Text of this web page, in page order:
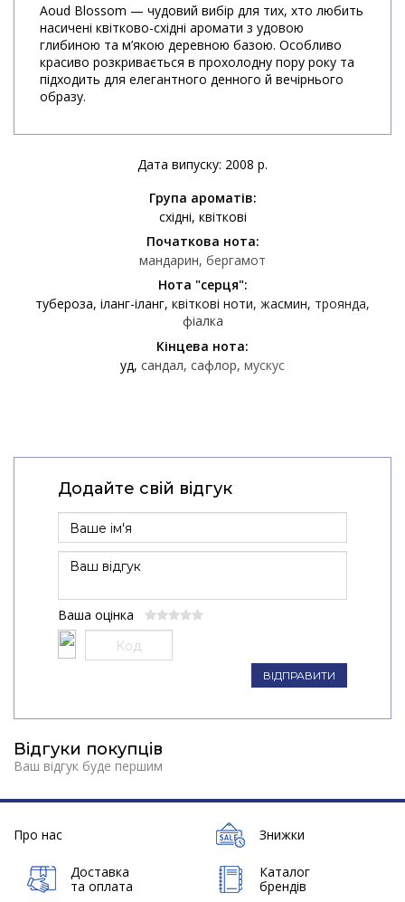
Aoud Blossom — чудовий вибір для тих, хто любить
насичені квітково-східні аромати з удовою
глибиною та м’якою деревною базою. Особливо
красиво розкривається в прохолодну пору року та
підходить для елегантного денного й вечірнього
образу.
Дата випуску: 2008 р.
Група ароматів:
східні квіткові
Початкова нота:
мандарин бергамот
Нота "серця":
тубероза іланг-іланг квіткові ноти жасмин троянда
фіалка
Кінцева нота:
уд сандал сафлор мускус
Додайте свій відгук
Ваша оцінка
ВІДПРАВИТИ
Відгуки покупців
Ваш відгук буде першим
Про нас Знижки
Доставка
та оплата
Каталог
брендів